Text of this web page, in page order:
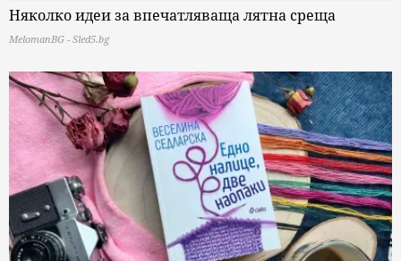
Няколко идеи за впечатляваща лятна среща
MelomanBG - Sled5.bg